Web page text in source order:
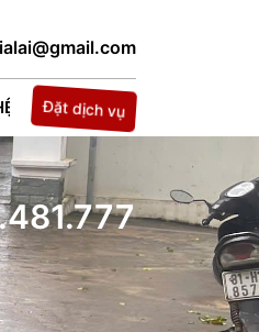
Đặt dịch vụ